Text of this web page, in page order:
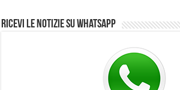
Ricevi le notizie su Whatsapp